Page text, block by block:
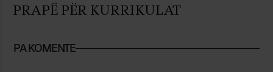
PRAPË PËR KURRIKULAT
PA KOMENTE